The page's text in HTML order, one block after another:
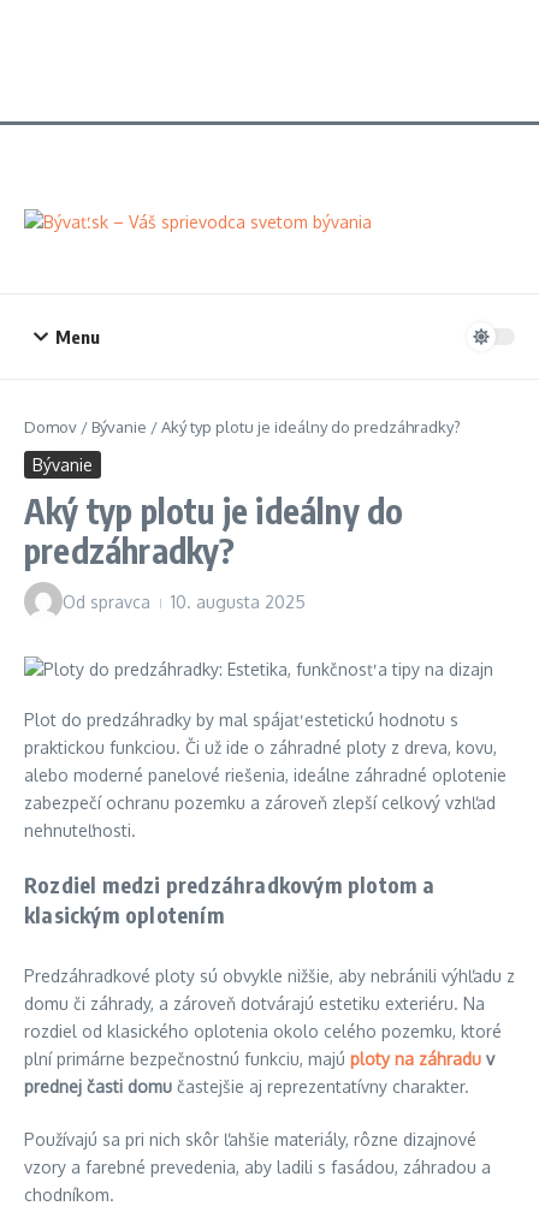
Menu
Domov / Bývanie /Aký typ plotu je ideálny do predzáhradky?
Bývanie
Aký typ plotu je ideálny do
predzáhradky?
Od spravca 10. augusta 2025
Plot do predzáhradky by mal spájať estetickú hodnotu s
praktickou funkciou. Či už ide o záhradné ploty z dreva, kovu,
alebo moderné panelové riešenia, ideálne záhradné oplotenie
zabezpečí ochranu pozemku a zároveň zlepší celkový vzhľad
nehnuteľnosti.
Rozdiel medzi predzáhradkovým plotom a
klasickým oplotením
Predzáhradkové ploty sú obvykle nižšie, aby nebránili výhľadu z
domu či záhrady, a zároveň dotvárajú estetiku exteriéru. Na
rozdiel od klasického oplotenia okolo celého pozemku, ktoré
plní primárne bezpečnostnú funkciu, majú ploty na záhradu v
prednej časti domu častejšie aj reprezentatívny charakter.
Používajú sa pri nich skôr ľahšie materiály, rôzne dizajnové
vzory a farebné prevedenia, aby ladili s fasádou, záhradou a
chodníkom.